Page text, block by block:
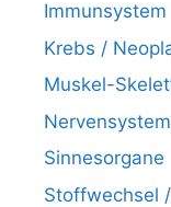
Immunsystem
Krebs /
Muskel-
Sinnesorgane
Stoffwechsel